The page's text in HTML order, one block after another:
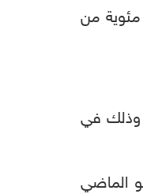
أعلى رقم مسجل للشهر ذاته في القرن العشرين، وبفارق ضئيل بلغ 0.03 درجة مئوية من
34.8 درجة مئوية فوق الصفر، وذلك في
الماضي